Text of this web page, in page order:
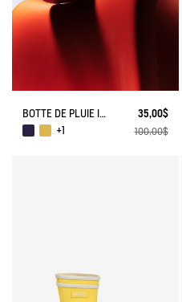
BOTTE DE PLUIE ICONIQUE FRENCH LOLLY 35,00$
+1 100,00$